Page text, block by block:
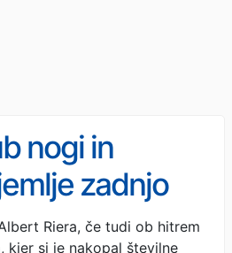
nogi in
zadnjo
Riera, če tudi ob hitrem
kjer si je nakopal številne